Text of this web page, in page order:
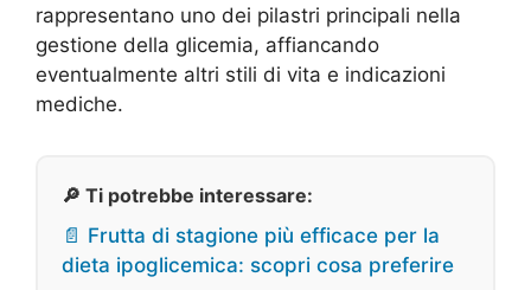
rappresentano uno dei pilastri principali nella
gestione della glicemia, affiancando
eventualmente altri stili di vita e indicazioni
mediche.
🔎 Ti potrebbe interessare:
📄 Frutta di stagione più efficace per la
dieta ipoglicemica: scopri cosa preferire